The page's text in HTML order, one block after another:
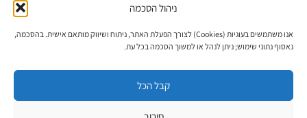
ניהול הסכמה
אנו משתמשים בעוגיות (Cookies) לצורך הפעלת האתר, ניתוח ושיווק מותאם אישית. בהסכמה,
נאסוף נתוני שימוש; ניתן לנהל או למשוך הסכמה בכל עת.
קבל הכל
אבן גבירול 14, רחביה, ירושלים